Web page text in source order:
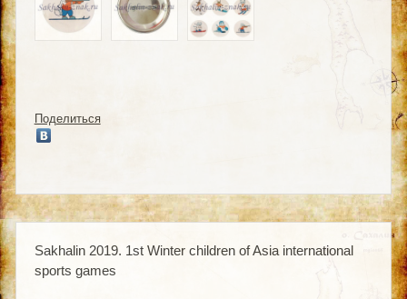
Поделиться
Sakhalin 2019. 1st Winter children of Asia international
sports games